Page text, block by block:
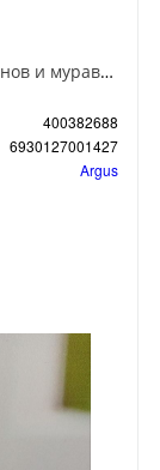
Argus Клеевая ловушка-домик от тараканов и муравьев
400382688
6930127001427
Argus